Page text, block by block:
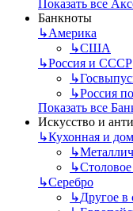
Показать все
Банкноты
↳Америка
↳США
↳Россия и СССР
↳
↳Россия
Показать все
Искусство и
↳Кухонная и
↳
↳Столовое
↳Серебро
↳Другое в